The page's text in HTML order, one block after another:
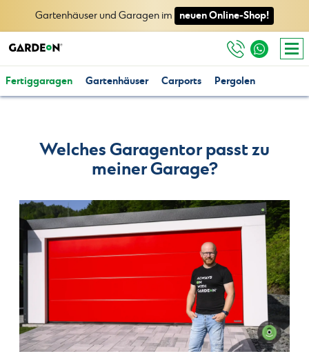
Gartenhäuser und Garagen im neuen Online-Shop!
Fertiggaragen Gartenhäuser Carports Pergolen
Welches Garagentor passt zu
meiner Garage?